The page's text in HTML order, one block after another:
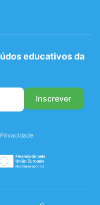
educativos da